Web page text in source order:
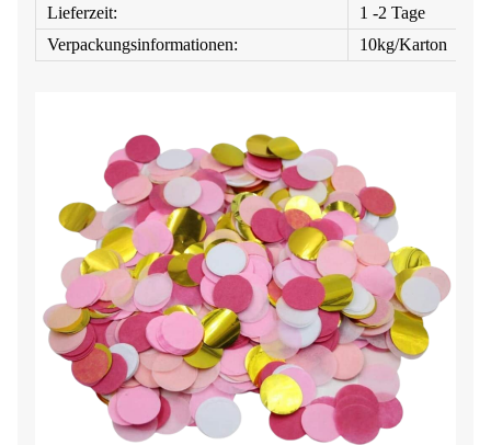
Lieferzeit:
1 -2 Tage
Verpackungsinformationen:
10kg/Karton